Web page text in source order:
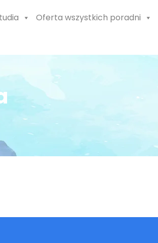
Oferta wszystkich poradni